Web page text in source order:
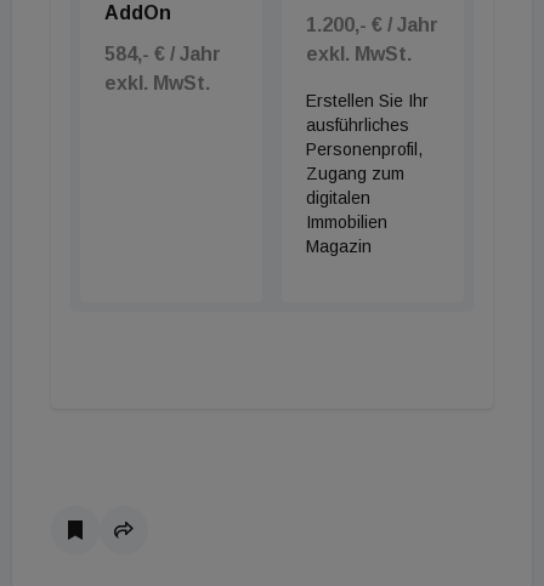
AddOn
584,- € / Jahr
exkl. MwSt.
1.200,- € / Jahr
exkl. MwSt.
Erstellen Sie Ihr
ausführliches
Personenprofil,
Zugang zum
digitalen
Immobilien
Magazin